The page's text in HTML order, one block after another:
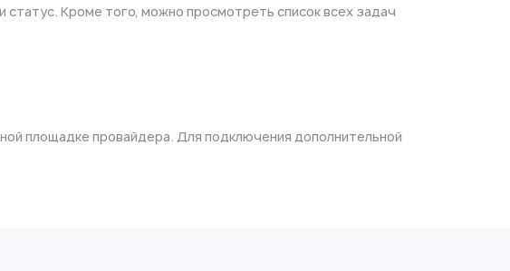
Кроме того, можно просмотреть список всех задач
площадке провайдера. Для подключения дополнительной